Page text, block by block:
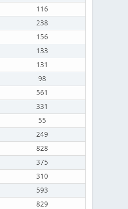
116
238
156
133
131
98
561
331
55
249
828
375
310
593
829